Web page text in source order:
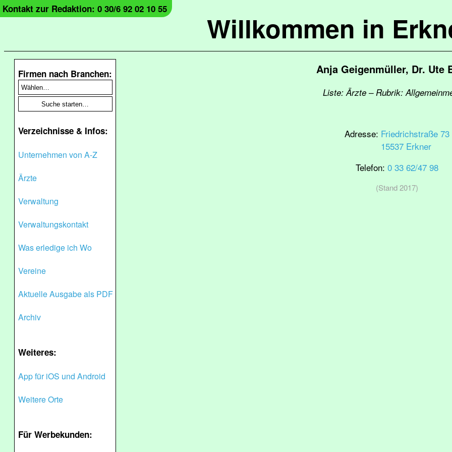
Willkommen in
Kontakt zur Redaktion: 0 30/6 92 02 10 55
Firmen nach Branchen:
Verzeichnisse & Infos:
Unternehmen von A-Z
Ärzte
Verwaltung
Verwaltungskontakt
Was erledige ich Wo
Vereine
Aktuelle Ausgabe als PDF
Archiv
Weiteres:
App für iOS und Android
Weitere Orte
Für Werbekunden:
Anja Geigenmüller, Dr. Ute
Liste: Ärzte – Rubrik:
Adresse: Friedrichstraße 73
15537 Erkner
Telefon: 0 33 62/47 98
(Stand 2017)